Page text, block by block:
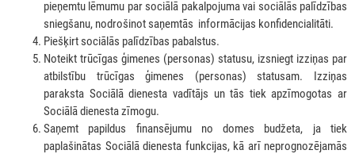
pieņemtu lēmumu par sociālā pakalpojuma vai sociālās palīdzības
sniegšanu, nodrošinot saņemtās informācijas konfidencialitāti.
Piešķirt sociālās palīdzības pabalstus.
Noteikt trūcīgas ģimenes (personas) statusu, izsniegt izziņas par
atbilstību trūcīgas ģimenes (personas) statusam. Izziņas
paraksta Sociālā dienesta vadītājs un tās tiek apzīmogotas ar
Sociālā dienesta zīmogu.
Saņemt papildus finansējumu no domes budžeta, ja tiek
paplašinātas Sociālā dienesta funkcijas, kā arī neprognozējamās